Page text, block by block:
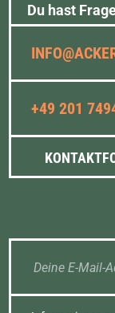
Du hast
+49 201